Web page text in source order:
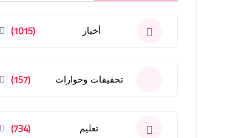
أخبار (1015)
تحقيقات وحوارات (157)
تعليم (734)